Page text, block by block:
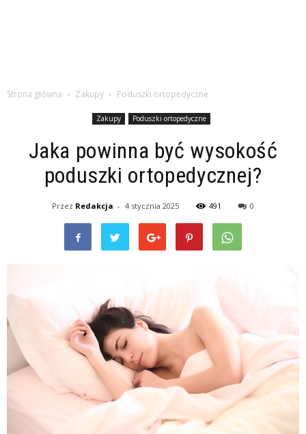
Strona główna Zakupy Poduszki ortopedyczne
Zakupy Poduszki ortopedyczne
Jaka powinna być wysokość
poduszki ortopedycznej?
Przez Redakcja - 4 stycznia 2025 491 0